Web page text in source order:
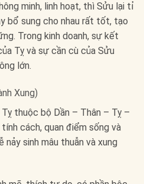
minh, linh hoạt, thì Sửu lại tỉ
bổ sung cho nhau rất tốt, tạo
Trong kinh doanh, sự kết
Tỵ và sự cần cù của Sửu
lớn.
Xung)
thuộc bộ Dần – Thân – Tỵ –
cách, quan điểm sống và
sinh mâu thuẫn và xung